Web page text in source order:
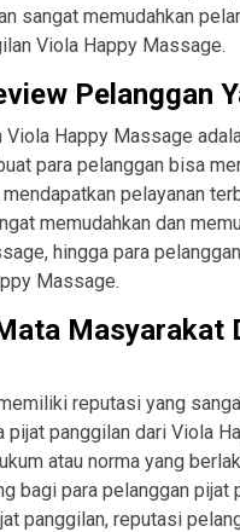
sangat memudahkan
Viola Happy Massage.
Pelanggan
Happy Massage
para pelanggan bisa
pelayanan
memudahkan dan
hingga para
Massage.
Masyarakat
reputasi yang
pijat panggilan dari Viola
atau norma yang
bagi para pelanggan pijat
panggilan, reputasi